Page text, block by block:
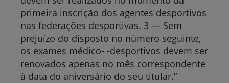
primeira inscrição dos agentes desportivos
nas federações desportivas. 3 — Sem
prejuízo do disposto no número seguinte,
os exames médico- -desportivos devem ser
renovados apenas no mês correspondente
à data do aniversário do seu titular.”